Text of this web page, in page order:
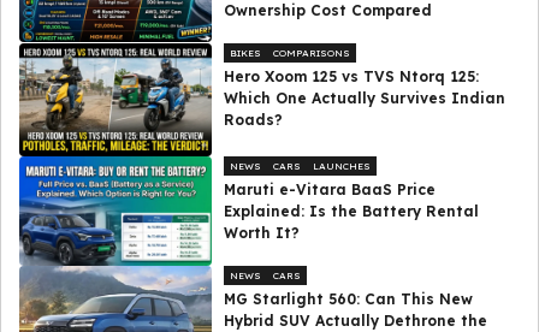
Ownership Cost Compared
BIKES COMPARISONS
Hero Xoom 125 vs TVS Ntorq 125:
Which One Actually Survives Indian
Roads?
NEWS CARS LAUNCHES
Maruti e-Vitara BaaS Price
Explained: Is the Battery Rental
Worth It?
NEWS CARS
MG Starlight 560: Can This New
Hybrid SUV Actually Dethrone the